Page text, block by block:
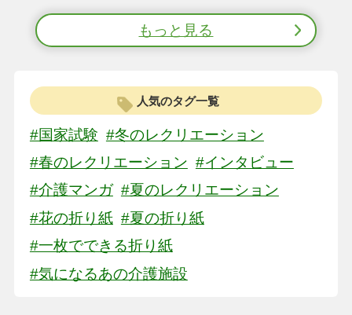
もっと見る
人気のタグ一覧
#国家試験 #冬のレクリエーション
#春のレクリエーション #インタビュー
#介護マンガ #夏のレクリエーション
#花の折り紙 #夏の折り紙
#一枚でできる折り紙
#気になるあの介護施設